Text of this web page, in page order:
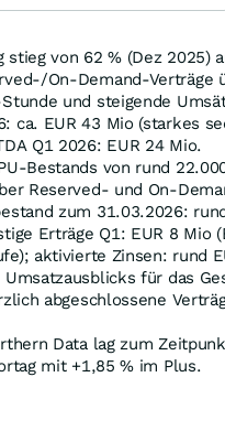
stieg von 62 % (Dez 2025)
On‑Demand-
und steigende
ca. EUR 43 Mio (starkes
Q1 2026: EUR 24 Mio.
Bestands von rund
Reserved‑ und
zum 31.03.2026:
Erträge Q1: EUR 8 Mio
aktivierte Zinsen: rund
Umsatzausblicks für das
abgeschlossene
Data lag zum
mit +1,85% im Plus.